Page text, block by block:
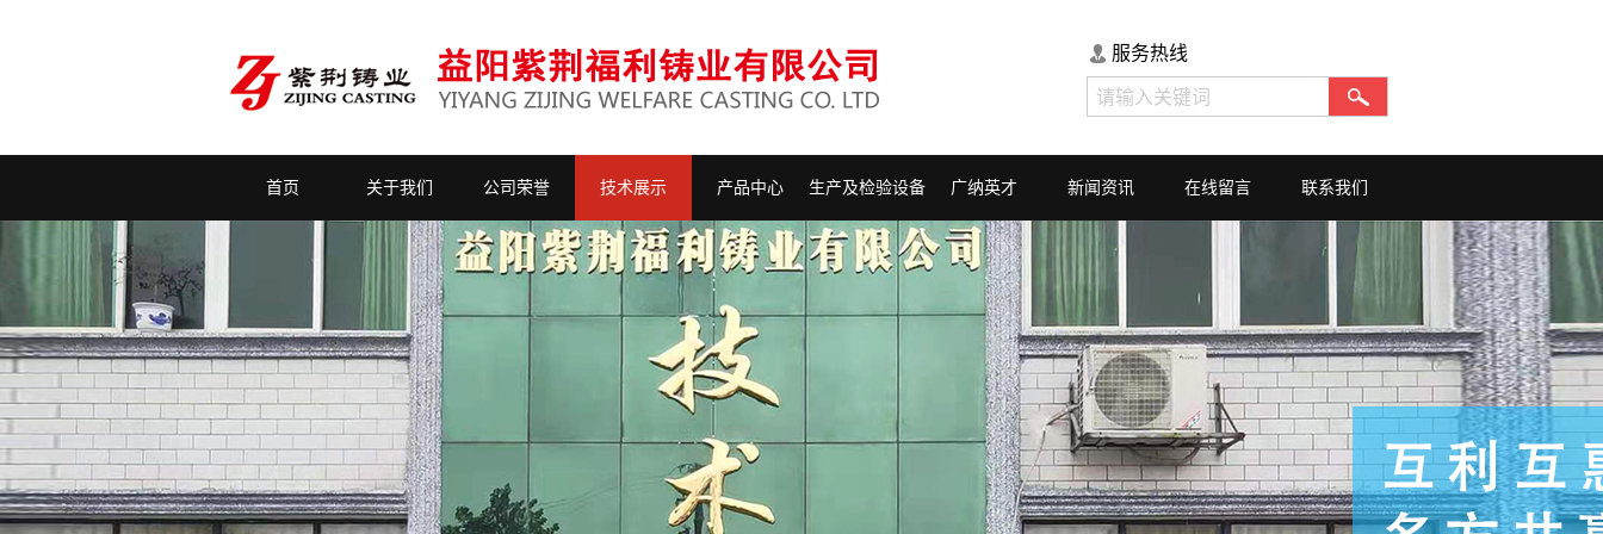
服务热线
首页 关于我们 公司荣誉 技术展示 产品中心 生产及检验设备 广纳英才 新闻资讯 在线留言 联系我们